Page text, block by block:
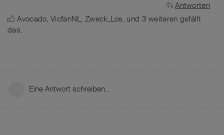
Antworten
Avocado,VicfanNL,Zweck_Los, und 3 weiteren gefällt
das.
Eine Antwort schreiben…